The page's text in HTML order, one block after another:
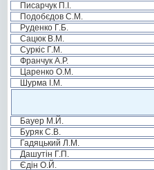
Писарчук П.І.
Подобєдов С.М.
Руденко Г.Б.
Сацюк В.М.
Суркіс Г.М.
Франчук А.Р.
Царенко О.М.
Шурма І.М.
Бауер М.Й.
Буряк С.В.
Гадяцький Л.М.
Дашутін Г.П.
Єдін О.Й.